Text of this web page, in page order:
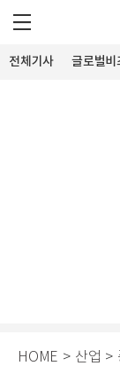
전체기사 글로벌비
HOME > 산업 >